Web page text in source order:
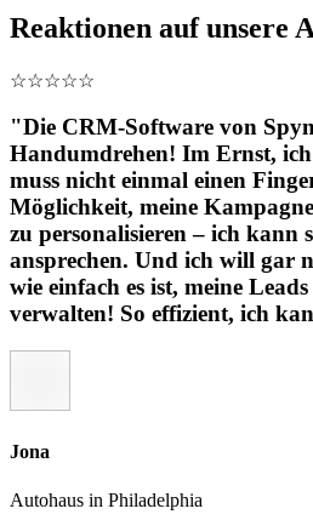
Reaktionen auf unsere
☆☆☆☆☆
"Die CRM-Software von
Handumdrehen! Im Ernst,
muss nicht einmal einen
Möglichkeit, meine
zu personalisieren – ich kann
ansprechen. Und ich will gar
wie einfach es ist, meine
verwalten! So effizient, ich
Jona
Autohaus in Philadelphia